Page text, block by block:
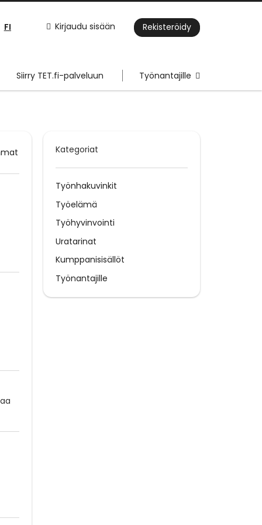
Kirjaudu sisään Rekisteröidy
FI
Siirry TET.fi-palveluun Työnantajille
Kategoriat
Työnhakuvinkit
Työelämä
Työhyvinvointi
Uratarinat
Kumppanisisällöt
Työnantajille